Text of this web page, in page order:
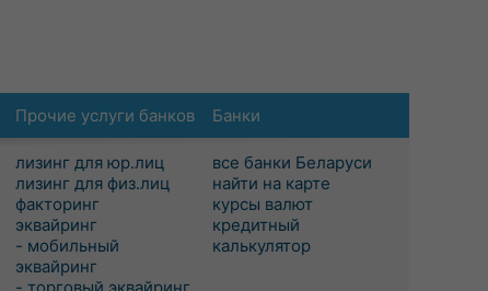
Прочие услуги банков
лизинг для юр.лиц
лизинг для физ.лиц
факторинг
эквайринг
- мобильный
эквайринг
Банки
все банки Беларуси
найти на карте
курсы валют
кредитный
калькулятор